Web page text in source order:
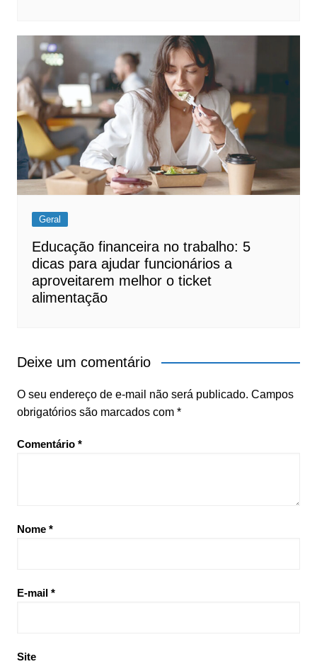
Geral
Educação financeira no trabalho: 5
dicas para ajudar funcionários a
aproveitarem melhor o ticket
alimentação
Deixe um comentário
O seu endereço de e-mail não será publicado. Campos
obrigatórios são marcados com *
Comentário *
Nome *
E-mail *
Site